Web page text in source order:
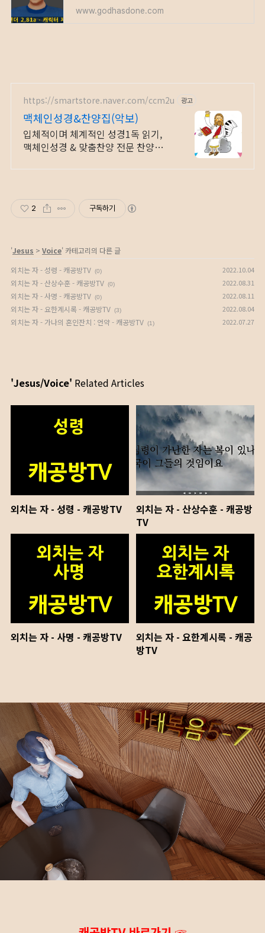
www.godhasdone.com
https://smartstore.naver.com/ccm2u 광고
맥체인성경&찬양집(악보)
입체적이며 체계적인 성경1독 읽기,
맥체인성경 & 맞춤찬양 전문 찬양집
2 구독하기
'Jesus > Voice' 카테고리의 다른 글
외치는 자 - 성령 - 캐공방TV (0) 2022.10.04
외치는 자 - 산상수훈 - 캐공방TV (0) 2022.08.31
외치는 자 - 사명 - 캐공방TV (0) 2022.08.11
외치는 자 - 요한계시록 - 캐공방TV (3) 2022.08.04
외치는 자 - 가나의 혼인잔치 : 언약 - 캐공방TV (1) 2022.07.27
'Jesus/Voice' Related Articles
외치는 자 - 성령 - 캐공방TV
외치는 자 - 산상수훈 - 캐공방
TV
외치는 자 - 사명 - 캐공방TV
외치는 자 - 요한계시록 - 캐공
방TV